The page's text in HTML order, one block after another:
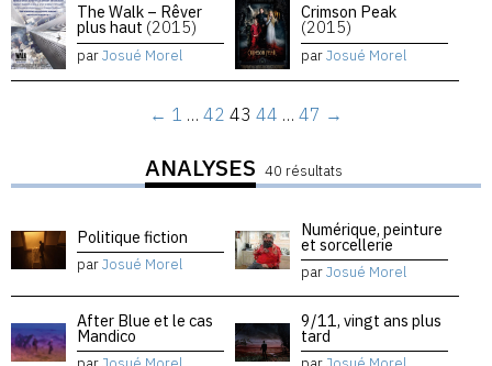
The Walk – Rêver
plus haut (2015)
parJosué Morel
Crimson Peak
(2015)
parJosué Morel
← 1 … 42 43 44 … 47 →
ANALYSES 40 résultats
Politique fiction
parJosué Morel
Numérique, peinture
et sorcellerie
parJosué Morel
After Blue et le cas
Mandico
9/11, vingt ans plus
tard